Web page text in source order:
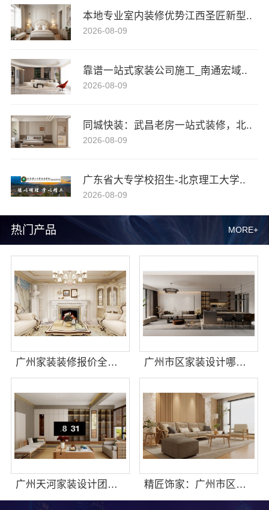
热门产品 MORE+
广州家装装修报价全屋装修，精匠饰家整装套餐透明 广州市区家装设计哪家好毛坯房？精匠饰家
广州天河家装设计团队拎包入住，精匠饰家一站式定制 精匠饰家：广州市区毛坯房家装设计优选
本地专业室内装修优势江西圣匠新型..
2026-08-09
靠谱一站式家装公司施工_南通宏域..
2026-08-09
同城快装：武昌老房一站式装修，北..
2026-08-09
广东省大专学校招生-北京理工大学..
2026-08-09